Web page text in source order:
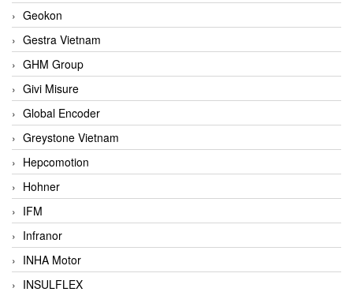
Geokon
Gestra Vietnam
GHM Group
Givi Misure
Global Encoder
Greystone Vietnam
Hepcomotion
Hohner
IFM
Infranor
INHA Motor
INSULFLEX